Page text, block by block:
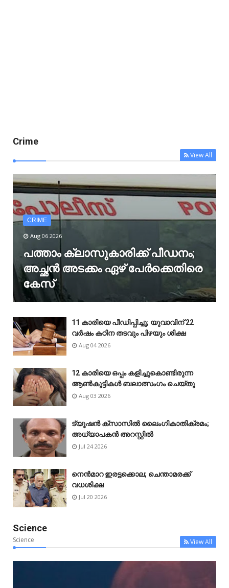
Crime
View All
CRIME
Aug 06 2026
പത്താം ക്ലാസുകാരിക്ക് പീഡനം;
അച്ഛൻ അടക്കം ഏഴ് പേർക്കെതിരെ
കേസ്
11 കാരിയെ പീഡിപ്പിച്ചു; യുവാവിന് 22
വർഷം കഠിന തടവും പിഴയും ശിക്ഷ
Aug 04 2026
12 കാരിയെ ഒപ്പം കളിച്ചുകൊണ്ടിരുന്ന
ആൺകുട്ടികൾ ബലാത്സംഗം ചെയ്‌തു
Aug 03 2026
ട്യൂഷൻ ക്സാസിൽ ലൈംഗികാതിക്രമം;
അധ്യാപകൻ അറസ്റ്റിൽ
Jul 24 2026
നെൻമാറ ഇരട്ടക്കൊല; ചെന്താമരക്ക്
വധശിക്ഷ
Jul 20 2026
Science
Science View All